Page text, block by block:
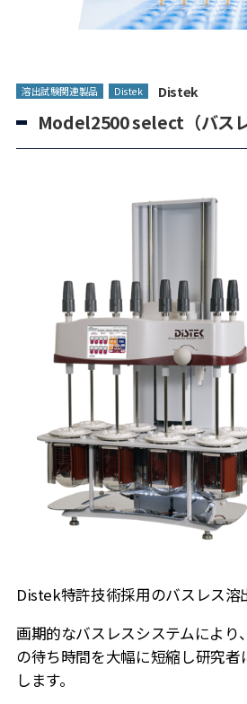
溶出試験関連製品 Distek Distek
Model2500 select（バスレ
Distek特許技術採用のバスレス溶
画期的なバスレスシステムにより
の待ち時間を大幅に短縮し研究
します。